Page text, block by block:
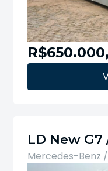
LD New G7
Mercedes-Benz /